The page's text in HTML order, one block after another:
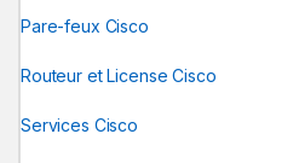
Pare-feux Cisco
Routeur et License Cisco
Services Cisco